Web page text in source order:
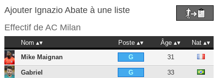
Ajouter Ignazio Abate à une liste
Effectif de AC Milan
Nom Poste Âge
Nat
Mike Maignan
G 31
Gabriel G 33